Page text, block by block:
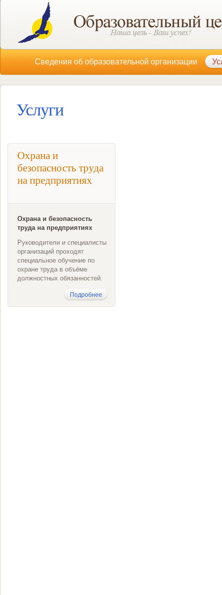
Сведения об образовательной организации
Услуги
Охрана и
безопасность труда
на предприятиях
Охрана и безопасность
труда на предприятиях
Руководители и специалисты
организаций проходят
специальное обучение по
охране труда в объёме
должностных обязанностей.
Подробнее